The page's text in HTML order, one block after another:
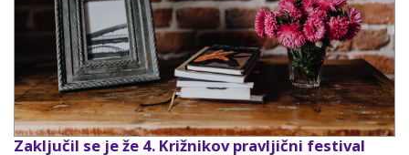
Zaključil se je že 4. Križnikov pravljični festival